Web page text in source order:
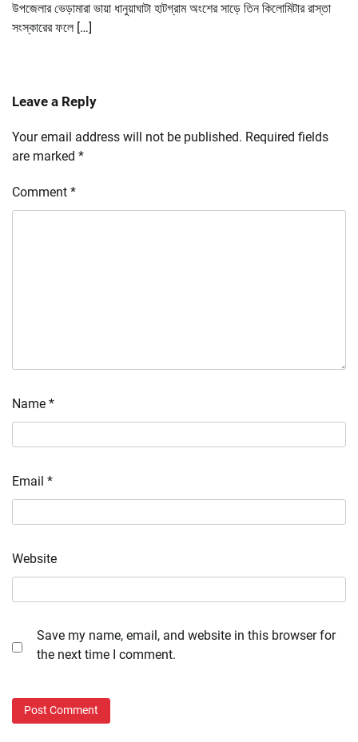
উপজেলার ভেড়ামারা ভায়া ধানুয়াঘাটা হাটগ্রাম অংশের সাড়ে তিন কিলোমিটার রাস্তা
সংস্কারের ফলে […]
Leave a Reply
Your email address will not be published. Required fields
are marked *
Comment *
Name *
Email *
Website
Save my name, email, and website in this browser for
the next time I comment.